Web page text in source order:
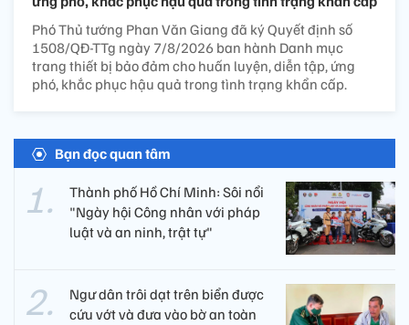
Phó Thủ tướng Phan Văn Giang đã ký Quyết định số
1508/QĐ-TTg ngày 7/8/2026 ban hành Danh mục
trang thiết bị bảo đảm cho huấn luyện, diễn tập, ứng
phó, khắc phục hậu quả trong tình trạng khẩn cấp.
Bạn đọc quan tâm
Thành phố Hồ Chí Minh: Sôi nổi
"Ngày hội Công nhân với pháp
luật và an ninh, trật tự"
Ngư dân trôi dạt trên biển được
cứu vớt và đưa vào bờ an toàn